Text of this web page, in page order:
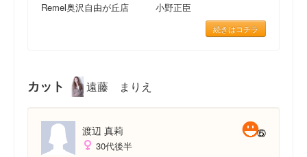
Remel奥沢自由が丘店 小野正臣
続きはコチラ
カット 遠藤 まりえ
渡辺 真莉
30代後半